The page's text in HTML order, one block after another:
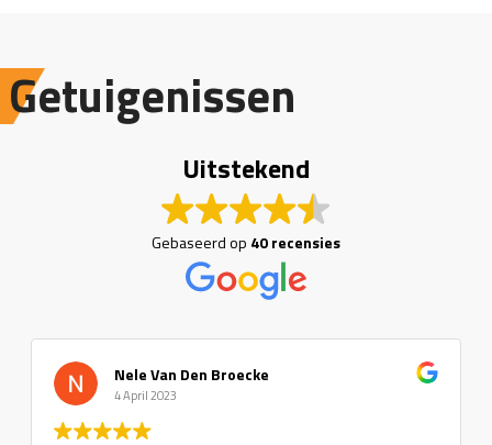
Getuigenissen
Uitstekend
Gebaseerd op 40 recensies
Nele Van Den Broecke
4 April 2023